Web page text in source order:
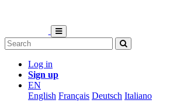
Log in
Sign up
EN
English Français Deutsch Italiano